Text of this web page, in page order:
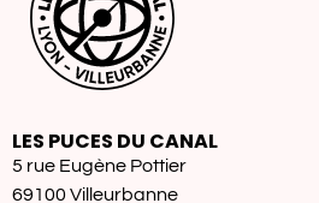
LES PUCES DU CANAL
5 rue Eugène Pottier
69100 Villeurbanne